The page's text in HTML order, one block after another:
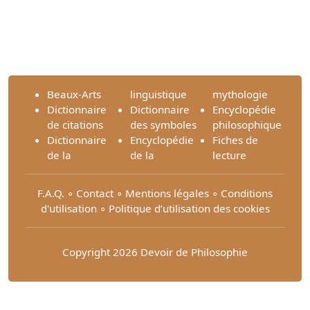
Beaux-Arts
Dictionnaire
de citations
Dictionnaire
de la
linguistique
Dictionnaire
des symboles
Encyclopédie
de la
mythologie
Encyclopédie
philosophique
Fiches de
lecture
F.A.Q. ∘ Contact ∘ Mentions légales ∘ Conditions
d'utilisation∘ Politique d’utilisation des cookies
Copyright 2026 Devoir de Philosophie